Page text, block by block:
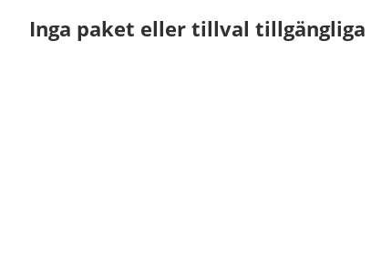
Inga paket eller tillval tillgängliga